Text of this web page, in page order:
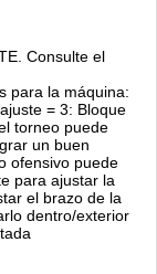
Consulte el
para la máquina:
= 3: Bloque
torneo puede
un buen
ofensivo puede
para ajustar la
el brazo de la
dentro/exterior